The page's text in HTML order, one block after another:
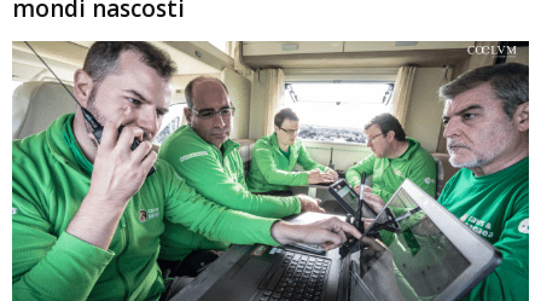
mondi nascosti